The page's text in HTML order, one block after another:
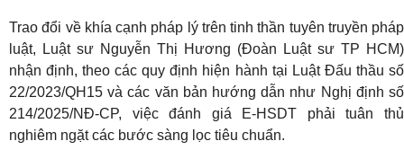
Trao đổi về khía cạnh pháp lý trên tinh thần tuyên truyền pháp
luật, Luật sư Nguyễn Thị Hương (Đoàn Luật sư TP HCM)
nhận định, theo các quy định hiện hành tại Luật Đấu thầu số
22/2023/QH15 và các văn bản hướng dẫn như Nghị định số
214/2025/NĐ-CP, việc đánh giá E-HSDT phải tuân thủ
nghiêm ngặt các bước sàng lọc tiêu chuẩn.